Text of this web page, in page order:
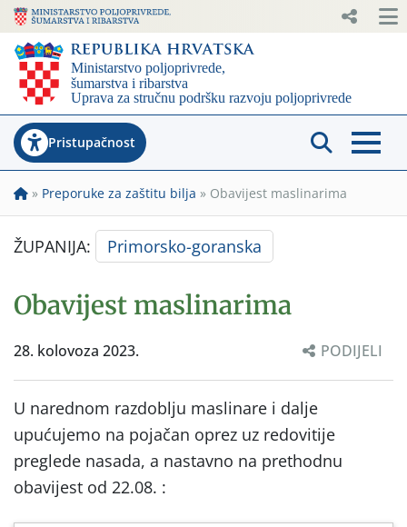
Pristupačnost
» Preporuke za zaštitu bilja » Obavijest maslinarima
ŽUPANIJA: Primorsko-goranska
Obavijest maslinarima
28. kolovoza 2023. PODIJELI
U narednom razdoblju maslinare i dalje
upućujemo na pojačan oprez uz redovitije
preglede nasada, a nastavno na prethodnu
obavijest od 22.08. :